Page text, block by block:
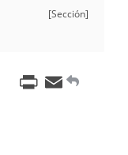
[Sección]
PrintEmail